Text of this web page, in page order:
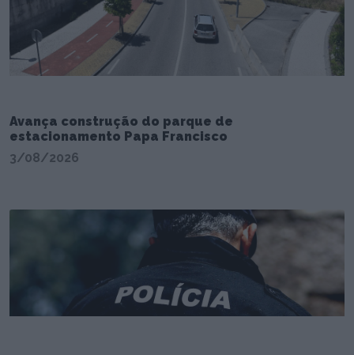
Avança construção do parque de
estacionamento Papa Francisco
3/08/2026